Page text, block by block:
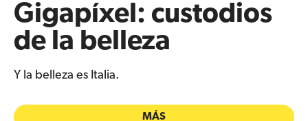
Gigapíxel: custodios
de la belleza
Y la belleza es Italia.
MÁS